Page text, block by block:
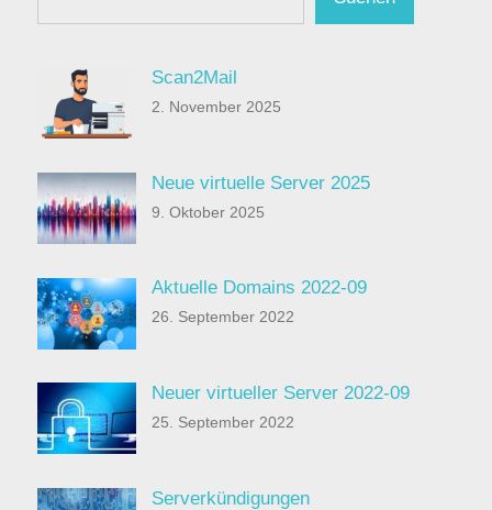
Scan2Mail
2. November 2025
Neue virtuelle Server 2025
9. Oktober 2025
Aktuelle Domains 2022-09
26. September 2022
Neuer virtueller Server 2022-09
25. September 2022
Serverkündigungen